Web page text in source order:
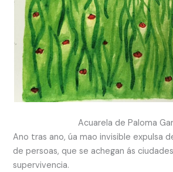
Acuarela de Paloma
Ano tras ano, úa mao invisible expulsa
de persoas, que se achegan ás
supervivencia.